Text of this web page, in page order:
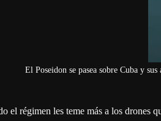
El Poseidon se pasea sobre Cuba y
el régimen les teme más a los drones